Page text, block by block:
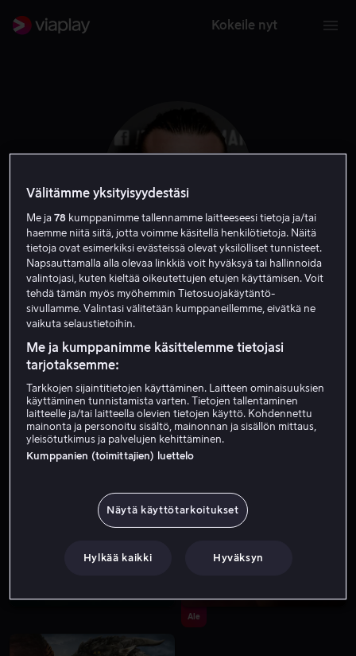
Kokeile nyt
Turlough Convery
Ale
Välitämme yksityisyydestäsi
Me ja78 kumppanimme tallennamme laitteeseesi tietoja ja/tai
haemme niitä siitä, jotta voimme käsitellä henkilötietoja. Näitä
tietoja ovat esimerkiksi evästeissä olevat yksilölliset tunnisteet.
Napsauttamalla alla olevaa linkkiä voit hyväksyä tai hallinnoida
valintojasi, kuten kieltää oikeutettujen etujen käyttämisen. Voit
tehdä tämän myös myöhemmin Tietosuojakäytäntö-
sivullamme. Valintasi välitetään kumppaneillemme, eivätkä ne
vaikuta selaustietoihin.
Me ja kumppanimme käsittelemme tietojasi
tarjotaksemme:
Tarkkojen sijaintitietojen käyttäminen. Laitteen ominaisuuksien
käyttäminen tunnistamista varten. Tietojen tallentaminen
laitteelle ja/tai laitteella olevien tietojen käyttö. Kohdennettu
mainonta ja personoitu sisältö, mainonnan ja sisällön mittaus,
yleisötutkimus ja palvelujen kehittäminen.
Kumppanien (toimittajien) luettelo
Näytä käyttötarkoitukset
Hylkää kaikki Hyväksyn